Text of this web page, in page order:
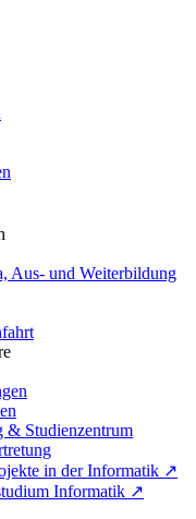
Aus- und Weiterbildung
& Studienzentrum
in der Informatik ↗
Informatik ↗